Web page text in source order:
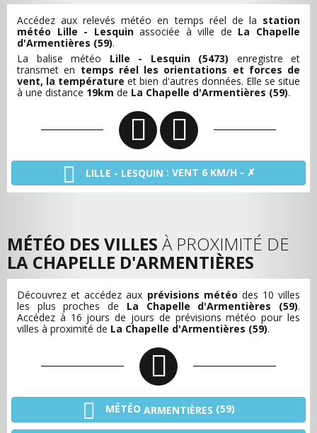
Accédez aux relevés météo en temps réel de la station
météo Lille - Lesquinassociée à ville de La Chapelle
d'Armentières (59).
La balise météo Lille - Lesquin (5473) enregistre et
transmet en temps réel les orientations et forces de
vent, la température et bien d'autres données. Elle se situe
à une distance 19km de La Chapelle d'Armentières (59).
LILLE - LESQUIN : VENT 6 KM/H - ✗
MÉTÉO DES VILLES À PROXIMITÉ DE
LA CHAPELLE D'ARMENTIÈRES
Découvrez et accédez aux prévisions météo des 10 villes
les plus proches de La Chapelle d'Armentières (59).
Accédez à 16 jours de jours de prévisions météo pour les
villes à proximité de La Chapelle d'Armentières (59).
MÉTÉO ARMENTIÈRES (59)